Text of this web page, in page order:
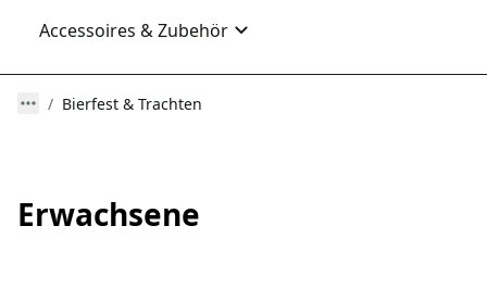
Accessoires & Zubehör
Bierfest & Trachten
Erwachsene